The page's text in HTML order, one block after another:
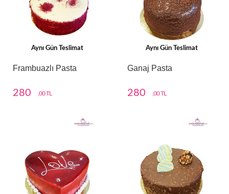
Aynı Gün Teslimat
Frambuazlı Pasta
280 ,00 TL
Aynı Gün Teslimat
Ganaj Pasta
280 ,00 TL